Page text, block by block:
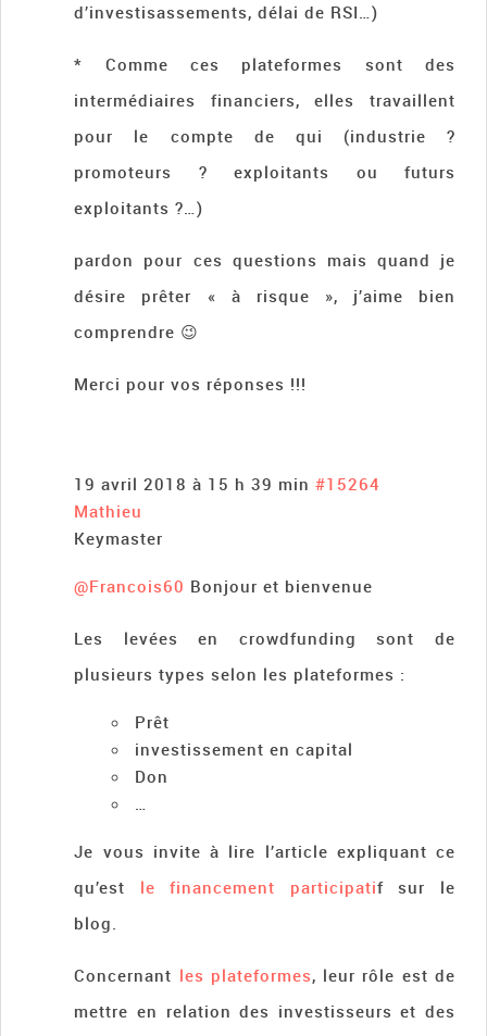
d’investisassements, délai de RSI…)
* Comme ces plateformes sont des
intermédiaires financiers, elles travaillent
pour le compte de qui (industrie ?
promoteurs ? exploitants ou futurs
exploitants ?…)
pardon pour ces questions mais quand je
désire prêter « à risque », j’aime bien
comprendre 😉
Merci pour vos réponses !!!
19 avril 2018 à 15 h 39 min #15264
Mathieu
Keymaster
@Francois60 Bonjour et bienvenue
Les levées en crowdfunding sont de
plusieurs types selon les plateformes :
Prêt
investissement en capital
Don
…
Je vous invite à lire l’article expliquant ce
qu’est le financement participatif sur le
blog.
Concernant les plateformes, leur rôle est de
mettre en relation des investisseurs et des